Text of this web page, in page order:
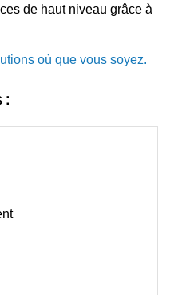
de haut niveau grâce à
où que vous soyez.
: